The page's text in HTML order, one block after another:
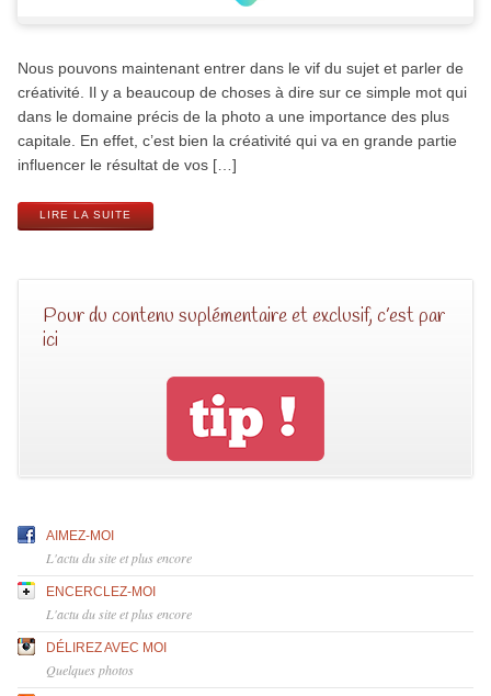
Nous pouvons maintenant entrer dans le vif du sujet et parler de
créativité. Il y a beaucoup de choses à dire sur ce simple mot qui
dans le domaine précis de la photo a une importance des plus
capitale. En effet, c’est bien la créativité qui va en grande partie
influencer le résultat de vos […]
LIRE LA SUITE
Pour du contenu suplémentaire et exclusif, c’est par
ici
AIMEZ-MOI
L'actu du site et plus encore
ENCERCLEZ-MOI
L'actu du site et plus encore
DÉLIREZ AVEC MOI
Quelques photos